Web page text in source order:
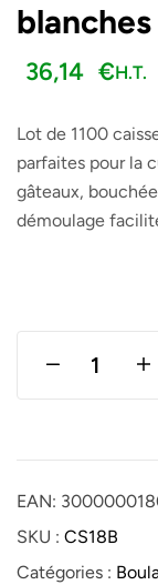
36,14 €H.T.
Lot de 1100
parfaites pour la
gâteaux,
démoulage
EAN:
SKU : CS18B
Catégories :